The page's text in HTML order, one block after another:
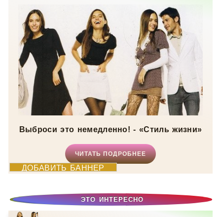
Выброси это немедленно! - «Стиль жизни»
ЧИТАТЬ ПОДРОБНЕЕ
ДОБАВИТЬ БАННЕР
ЭТО ИНТЕРЕСНО